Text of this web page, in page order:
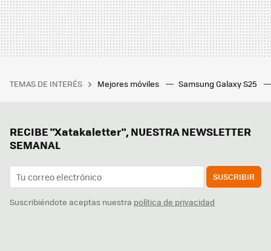
TEMAS DE INTERÉS Mejores móviles Samsung Galaxy S25
RECIBE "Xatakaletter", NUESTRA NEWSLETTER
SEMANAL
SUSCRIBIR
Suscribiéndote aceptas nuestra política de privacidad